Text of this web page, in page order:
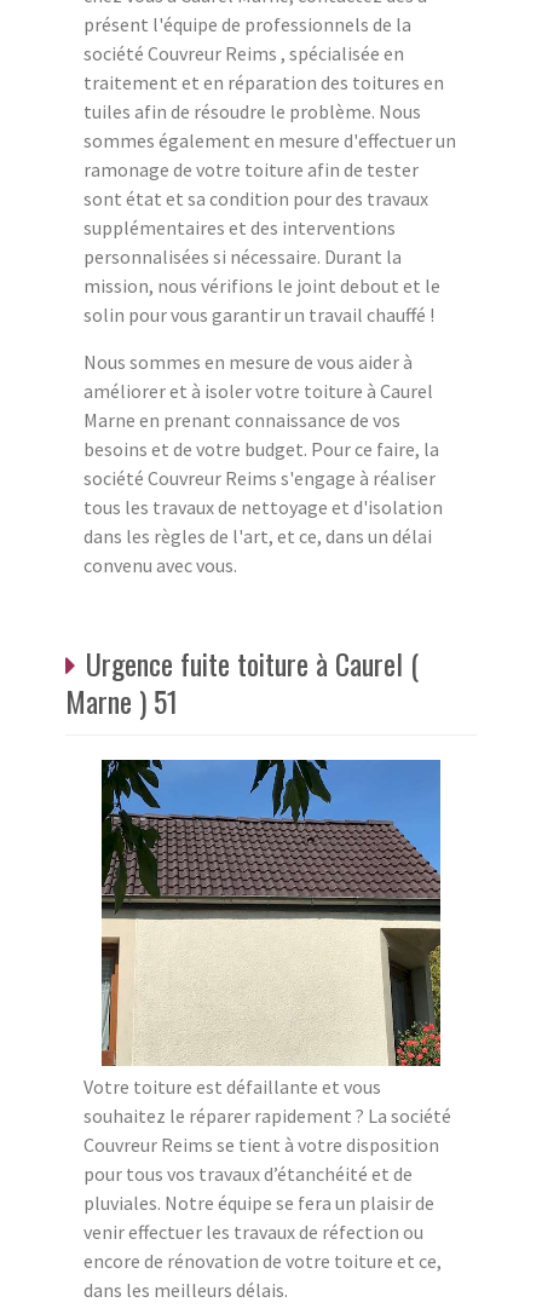
présent l'équipe de professionnels de la
société Couvreur Reims , spécialisée en
traitement et en réparation des toitures en
tuiles afin de résoudre le problème. Nous
sommes également en mesure d'effectuer un
ramonage de votre toiture afin de tester
sont état et sa condition pour des travaux
supplémentaires et des interventions
personnalisées si nécessaire. Durant la
mission, nous vérifions le joint debout et le
solin pour vous garantir un travail chauffé !
Nous sommes en mesure de vous aider à
améliorer et à isoler votre toiture à Caurel
Marne en prenant connaissance de vos
besoins et de votre budget. Pour ce faire, la
société Couvreur Reims s'engage à réaliser
tous les travaux de nettoyage et d'isolation
dans les règles de l'art, et ce, dans un délai
convenu avec vous.
Urgence fuite toiture à Caurel (
Marne ) 51
Votre toiture est défaillante et vous
souhaitez le réparer rapidement ? La société
Couvreur Reims se tient à votre disposition
pour tous vos travaux d’étanchéité et de
pluviales. Notre équipe se fera un plaisir de
venir effectuer les travaux de réfection ou
encore de rénovation de votre toiture et ce,
dans les meilleurs délais.